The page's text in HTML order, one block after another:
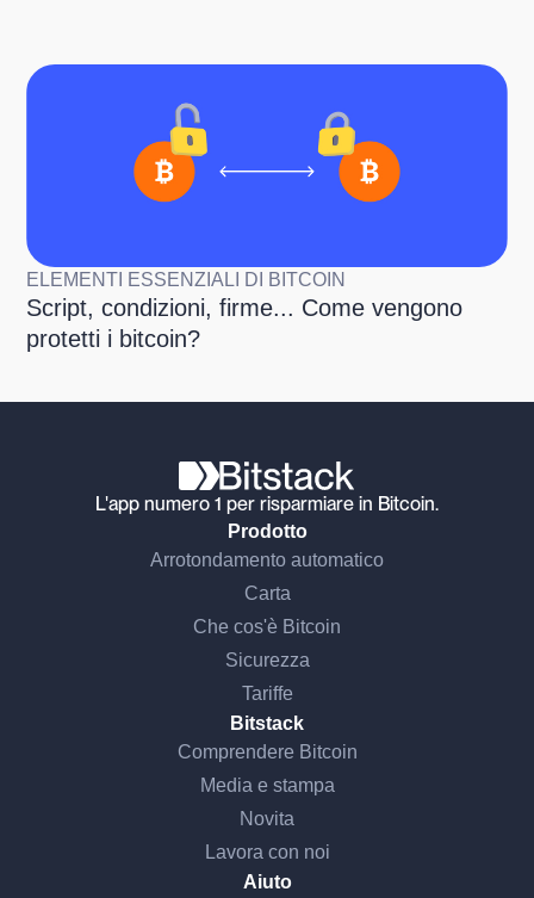
ELEMENTI ESSENZIALI DI BITCOIN
Script, condizioni, firme... Come vengono
protetti i bitcoin?
L'app numero 1 per risparmiare in Bitcoin.
Prodotto
Arrotondamento automatico
Carta
Che cos'è Bitcoin
Sicurezza
Tariffe
Bitstack
Comprendere Bitcoin
Media e stampa
Novita
Lavora con noi
Aiuto